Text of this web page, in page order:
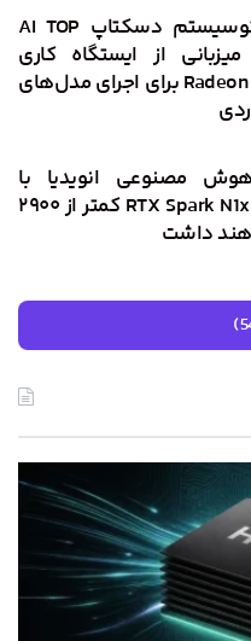
گیگابایت از اکوسیستم دسکتاپ AI TOP
از ایستگاه کاری
Radeon AI PRO R9700 برای اجرای مدل‌های
هوش مصنوعی انویدیا با
تراشه قدرتمند RTX Spark N1x کمتر از ۲۹۰۰
داشت